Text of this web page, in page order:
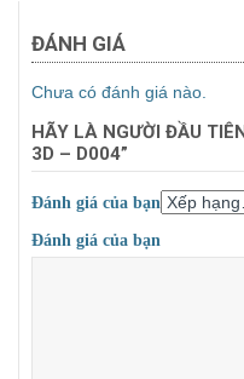
ĐÁNH GIÁ
Chưa có đánh giá nào.
HÃY LÀ NGƯỜI ĐẦU
3D – D004”
Đánh giá của bạn
Đánh giá của bạn